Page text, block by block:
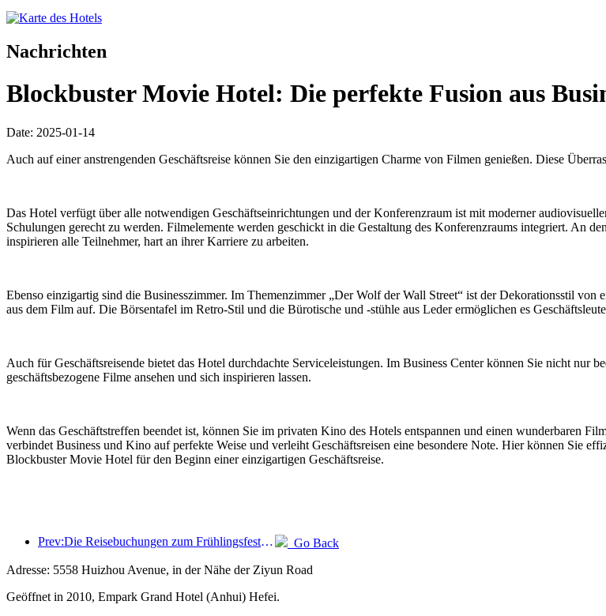
Nachrichten
Blockbuster Movie Hotel: Die perfekte Fusion aus
Date: 2025-01-14
Auch auf einer anstrengenden Geschäftsreise können Sie den einzigartigen Charme von Filmen genießen. Diese
Das Hotel verfügt über alle notwendigen Geschäftseinrichtungen und der Konferenzraum ist mit moderner
Schulungen gerecht zu werden. Filmelemente werden geschickt in die Gestaltung des Konferenzraums integriert. An
inspirieren alle Teilnehmer, hart an ihrer Karriere zu arbeiten.
Ebenso einzigartig sind die Businesszimmer. Im Themenzimmer „Der Wolf der Wall Street“ ist der Dekorationsstil von
aus dem Film auf. Die Börsentafel im Retro-Stil und die Bürotische und -stühle aus Leder ermöglichen es
Auch für Geschäftsreisende bietet das Hotel durchdachte Serviceleistungen. Im Business Center können Sie nicht nur
geschäftsbezogene Filme ansehen und sich inspirieren lassen.
Wenn das Geschäftstreffen beendet ist, können Sie im privaten Kino des Hotels entspannen und einen wunderbaren
verbindet Business und Kino auf perfekte Weise und verleiht Geschäftsreisen eine besondere Note. Hier können Sie
Blockbuster Movie Hotel für den Beginn einer einzigartigen Geschäftsreise.
Prev:Die Reisebuchungen zum Frühlingsfest boomen! 2,3 Millionen Hotelunternehmen könnten einen guten Start hinlegen
Go Back
Adresse: 5558 Huizhou Avenue, in der Nähe der Ziyun Road
Geöffnet in 2010, Empark Grand Hotel (Anhui) Hefei.